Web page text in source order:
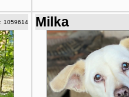
1059614 Milka